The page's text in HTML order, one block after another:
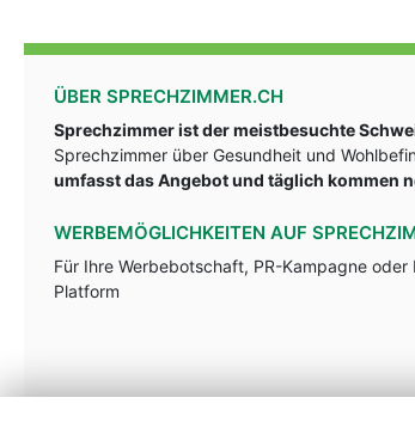
ÜBER SPRECHZIMMER.CH
Sprechzimmer ist der meistbesuchte
Sprechzimmer über Gesundheit und
umfasst das Angebot und täglich kommen
WERBEMÖGLICHKEITEN AUF
Für Ihre Werbebotschaft, PR-Kampagne
Platform